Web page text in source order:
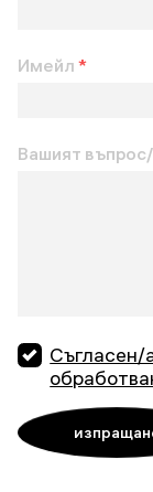
Имейл *
Вашият
Съгласен/